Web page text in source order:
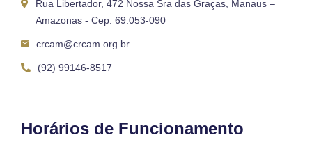
Rua Libertador, 472 Nossa Sra das Graças, Manaus –
Amazonas - Cep: 69.053-090
crcam@crcam.org.br
(92) 99146-8517
Horários de Funcionamento